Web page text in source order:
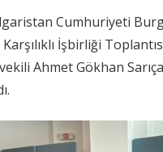
Cumhuriyeti
İşbirliği
Ahmet Gökhan